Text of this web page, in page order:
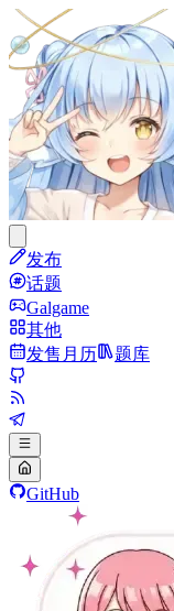
发布
话题
Galgame
其他
发售月历
题库
GitHub